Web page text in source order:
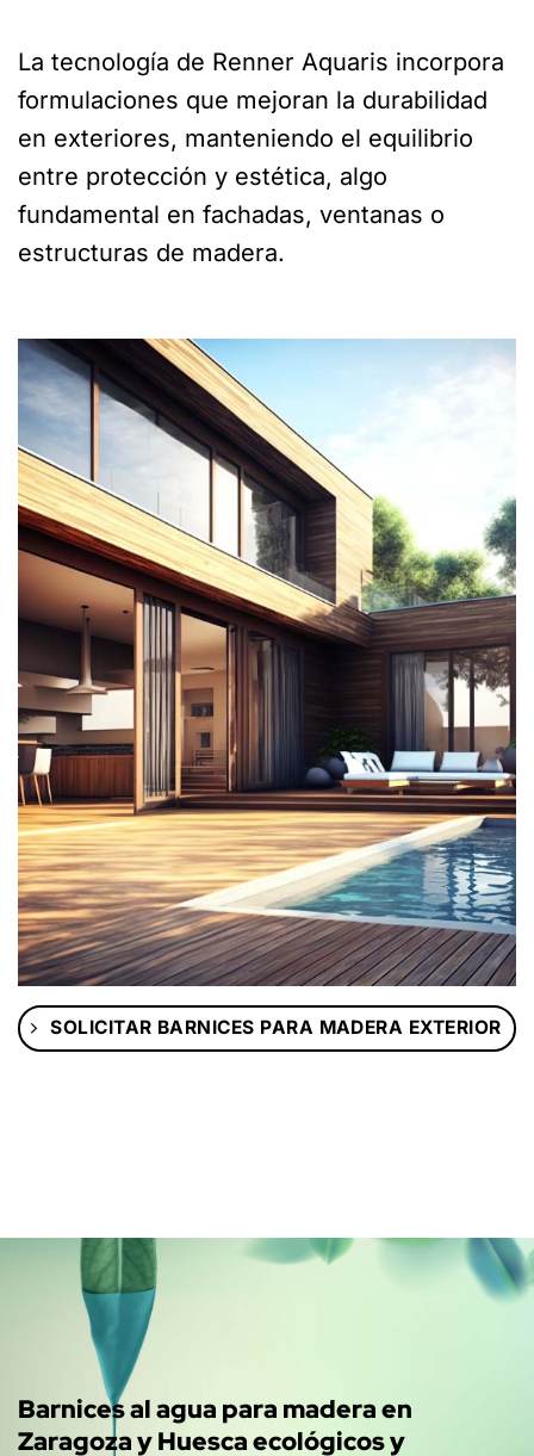
La tecnología de Renner Aquaris incorpora
formulaciones que mejoran la durabilidad
en exteriores, manteniendo el equilibrio
entre protección y estética, algo
fundamental en fachadas, ventanas o
estructuras de madera.
SOLICITAR BARNICES PARA MADERA EXTERIOR
Barnices al agua para madera en
Zaragoza y Huesca ecológicos y